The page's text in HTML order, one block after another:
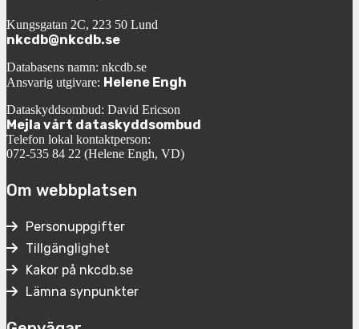
Kungsgatan 2C, 223 50 Lund
nkcdb@nkcdb.se
Databasens namn: nkcdb.se
Ansvarig utgivare: Helene Engh
Dataskyddsombud: David Ericson
Mejla vårt dataskyddsombud
Telefon lokal kontaktperson:
072-535 84 22 (Helene Engh, VD)
Om webbplatsen
Personuppgifter
Tillgänglighet
Kakor på nkcdb.se
Lämna synpunkter